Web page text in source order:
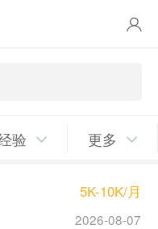
验 更多
5K-10K/月
2026-08-07